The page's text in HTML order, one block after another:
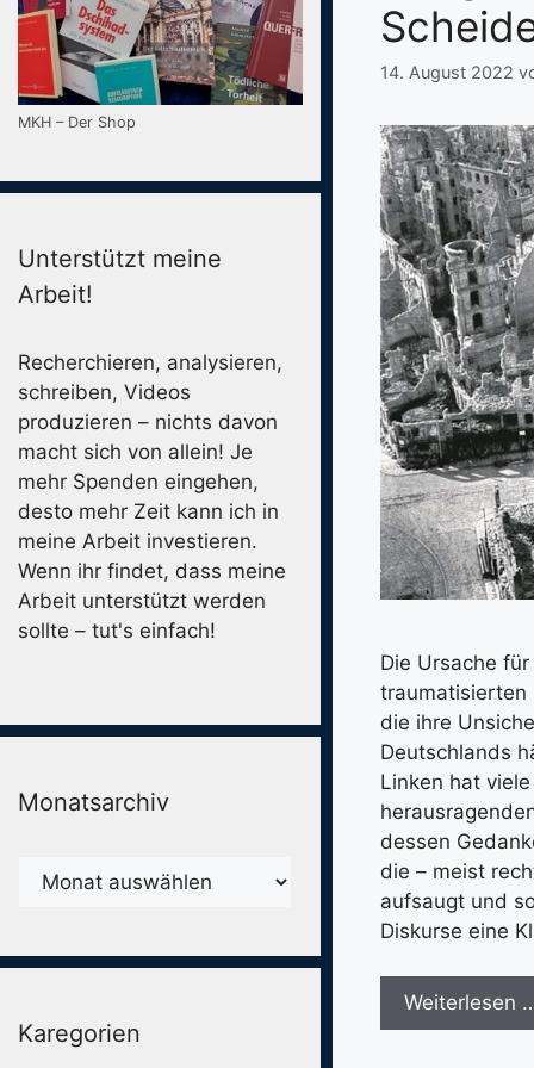
14. August 2022
Die Ursache
traumatisierten
die ihre
Deutschlands
Linken hat
dessen
die – meist
aufsaugt und
Diskurse eine
Weiterlesen
MKH – Der Shop
Unterstützt meine
Arbeit!
Recherchieren, analysieren,
schreiben, Videos
produzieren – nichts davon
macht sich von allein! Je
mehr Spenden eingehen,
desto mehr Zeit kann ich in
meine Arbeit investieren.
Wenn ihr findet, dass meine
Arbeit unterstützt werden
sollte – tut's einfach!
Monatsarchiv
Monatsarchiv
Karegorien